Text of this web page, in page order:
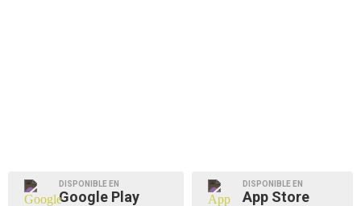
DISPONIBLE EN
Google Play
DISPONIBLE EN
App Store